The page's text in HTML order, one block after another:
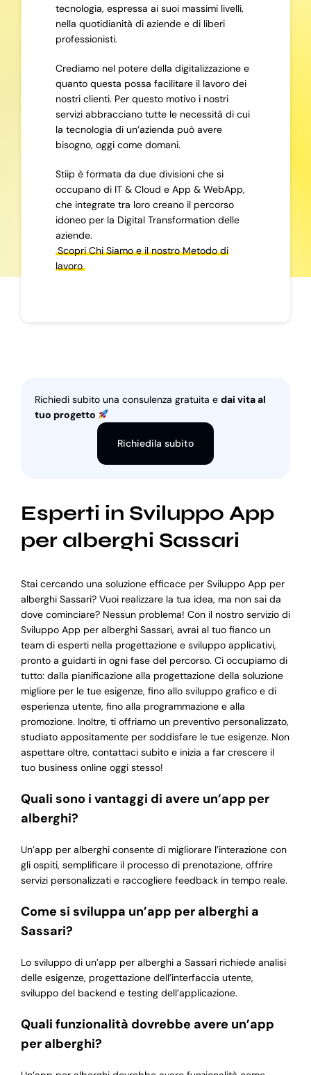
tecnologia, espressa ai suoi massimi livelli,
nella quotidianità di aziende e di liberi
professionisti.
Crediamo nel potere della digitalizzazione e
quanto questa possa facilitare il lavoro dei
nostri clienti. Per questo motivo i nostri
servizi abbracciano tutte le necessità di cui
la tecnologia di un’azienda può avere
bisogno, oggi come domani.
Stiip è formata da due divisioni che si
occupano di IT & Cloud e App & WebApp,
che integrate tra loro creano il percorso
idoneo per la Digital Transformation delle
aziende.
Scopri Chi Siamo e il nostro Metodo di
lavoro
Richiedi subito una consulenza gratuita e dai vita al
tuo progetto
Richiedila subito
Esperti in Sviluppo App
per alberghi Sassari
Stai cercando una soluzione efficace per Sviluppo App per
alberghi Sassari? Vuoi realizzare la tua idea, ma non sai da
dove cominciare? Nessun problema! Con il nostro servizio di
Sviluppo App per alberghi Sassari, avrai al tuo fianco un
team di esperti nella progettazione e sviluppo applicativi,
pronto a guidarti in ogni fase del percorso. Ci occupiamo di
tutto: dalla pianificazione alla progettazione della soluzione
migliore per le tue esigenze, fino allo sviluppo grafico e di
esperienza utente, fino alla programmazione e alla
promozione. Inoltre, ti offriamo un preventivo personalizzato,
studiato appositamente per soddisfare le tue esigenze. Non
aspettare oltre, contattaci subito e inizia a far crescere il
tuo business online oggi stesso!
Quali sono i vantaggi di avere un’app per
alberghi?
Un’app per alberghi consente di migliorare l’interazione con
gli ospiti, semplificare il processo di prenotazione, offrire
servizi personalizzati e raccogliere feedback in tempo reale.
Come si sviluppa un’app per alberghi a
Sassari?
Lo sviluppo di un’app per alberghi a Sassari richiede analisi
delle esigenze, progettazione dell’interfaccia utente,
sviluppo del backend e testing dell’applicazione.
Quali funzionalità dovrebbe avere un’app
per alberghi?